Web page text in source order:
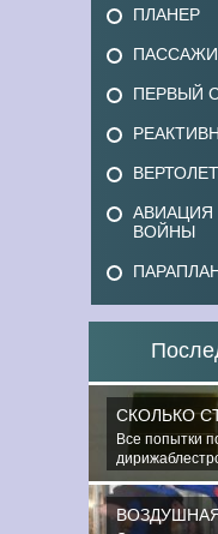
ПЛАНЕР
ПЕРВЫЙ
ВЕРТОЛЕТ
ВОЙНЫ
СКОЛЬКО
Все попытки
массового